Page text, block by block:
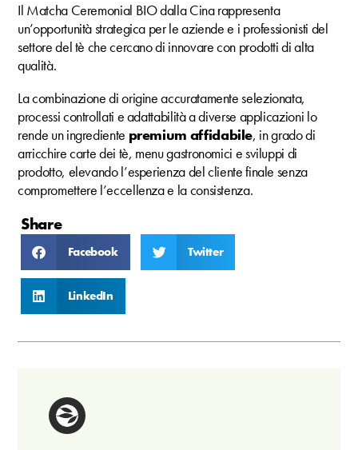
Il Matcha Ceremonial BIO dalla Cina rappresenta
un’opportunità strategica per le aziende e i professionisti del
settore del tè che cercano di innovare con prodotti di alta
qualità.
La combinazione di origine accuratamente selezionata,
processi controllati e adattabilità a diverse applicazioni lo
rende un ingrediente premium affidabile, in grado di
arricchire carte dei tè, menu gastronomici e sviluppi di
prodotto, elevando l’esperienza del cliente finale senza
compromettere l’eccellenza e la consistenza.
Share
Facebook Twitter
LinkedIn